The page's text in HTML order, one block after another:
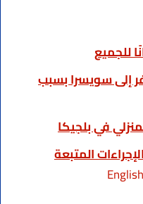
للجميع
إلى سويسرا بسبب
المتبعة
English